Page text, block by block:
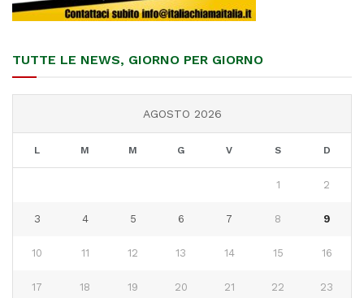
TUTTE LE NEWS, GIORNO PER GIORNO
AGOSTO 2026
L M M G V S D
1 2
3 4 5 6 7 8 9
10 11 12 13 14 15 16
17 18 19 20 21 22 23